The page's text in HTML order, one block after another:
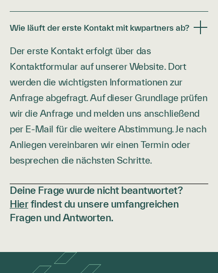
Wie läuft der erste Kontakt mit kwpartners ab?
Der erste Kontakt erfolgt über das
Kontaktformular auf unserer Website. Dort
werden die wichtigsten Informationen zur
Anfrage abgefragt. Auf dieser Grundlage prüfen
wir die Anfrage und melden uns anschließend
per E-Mail für die weitere Abstimmung. Je nach
Anliegen vereinbaren wir einen Termin oder
besprechen die nächsten Schritte.
Deine Frage wurde nicht beantwortet?
Hierfindest du unsere umfangreichen
Fragen und Antworten.